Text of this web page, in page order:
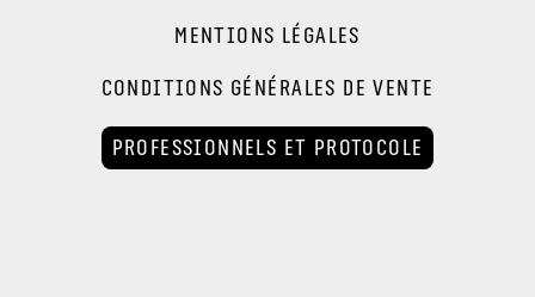
MENTIONS LÉGALES
CONDITIONS GÉNÉRALES DE VENTE
PROFESSIONNELS ET PROTOCOLE